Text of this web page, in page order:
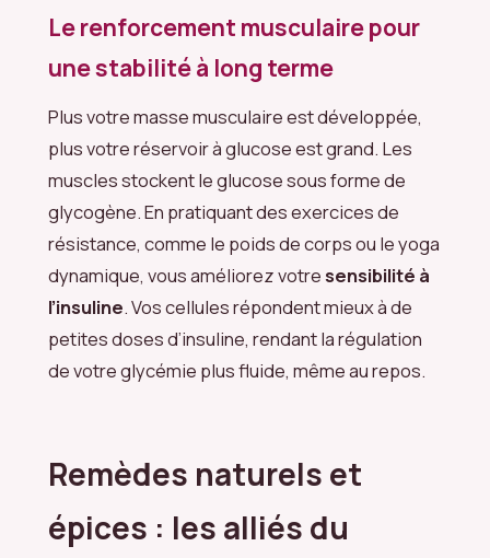
Le renforcement musculaire pour
une stabilité à long terme
Plus votre masse musculaire est développée,
plus votre réservoir à glucose est grand. Les
muscles stockent le glucose sous forme de
glycogène. En pratiquant des exercices de
résistance, comme le poids de corps ou le yoga
dynamique, vous améliorez votresensibilité à
l’insuline. Vos cellules répondent mieux à de
petites doses d’insuline, rendant la régulation
de votre glycémie plus fluide, même au repos.
Remèdes naturels et
épices : les alliés du